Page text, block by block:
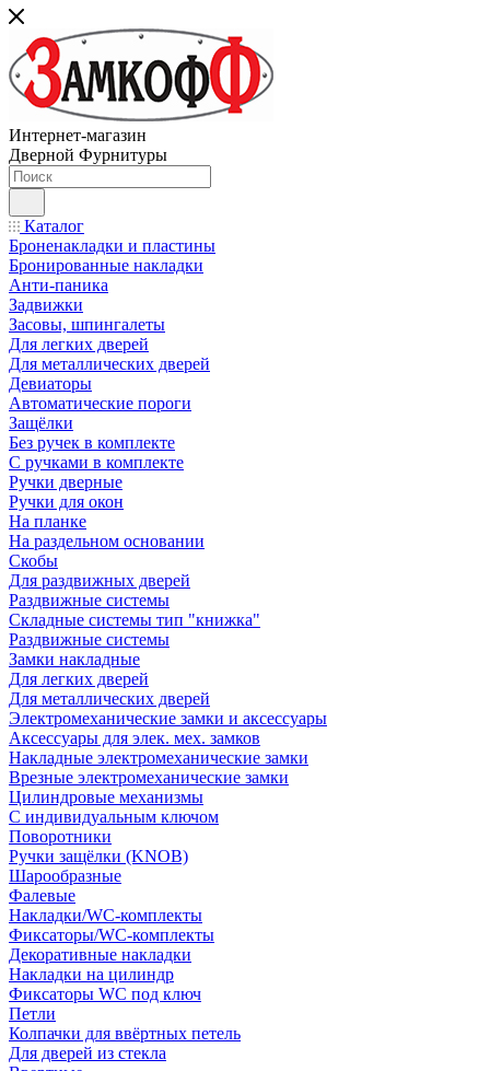
Интернет-магазин
Дверной Фурнитуры
Каталог
Броненакладки и пластины
Бронированные накладки
Анти-паника
Задвижки
Засовы, шпингалеты
Для легких дверей
Для металлических дверей
Девиаторы
Автоматические пороги
Защёлки
Без ручек в комплекте
С ручками в комплекте
Ручки дверные
Ручки для окон
На планке
На раздельном основании
Скобы
Для раздвижных дверей
Раздвижные системы
Складные системы тип "книжка"
Раздвижные системы
Замки накладные
Для легких дверей
Для металлических дверей
Электромеханические замки и аксессуары
Аксессуары для элек. мех. замков
Накладные электромеханические замки
Врезные электромеханические замки
Цилиндровые механизмы
С индивидуальным ключом
Поворотники
Ручки защёлки (KNOB)
Шарообразные
Фалевые
Накладки/WC-комплекты
Фиксаторы/WC-комплекты
Декоративные накладки
Накладки на цилиндр
Фиксаторы WC под ключ
Петли
Колпачки для ввёртных петель
Для дверей из стекла